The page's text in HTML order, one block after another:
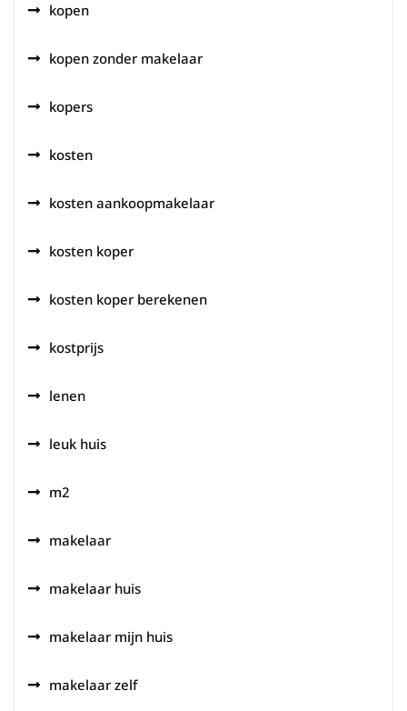
kopen
kopen zonder makelaar
kopers
kosten
kosten aankoopmakelaar
kosten koper
kosten koper berekenen
kostprijs
lenen
leuk huis
m2
makelaar
makelaar huis
makelaar mijn huis
makelaar zelf